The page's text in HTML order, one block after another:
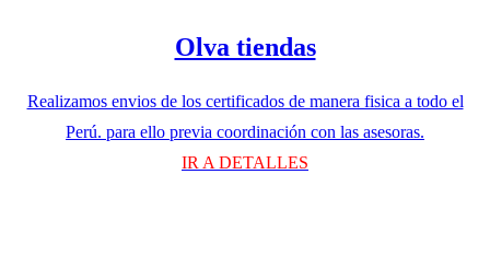
Olva tiendas
Realizamos envios de los certificados de manera fisica a todo el
Perú. para ello previa coordinación con las asesoras.
IR A DETALLES